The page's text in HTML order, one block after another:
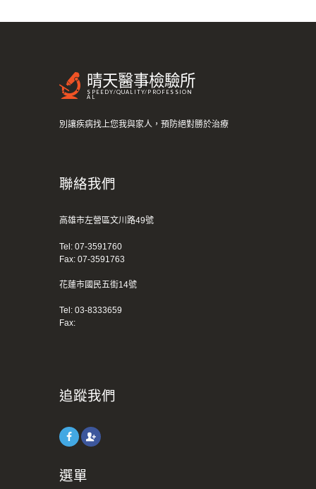
晴天醫事檢驗所
SPEEDY/QUALITY/PROFESSION
AL
別讓疾病找上您我與家人，預防絕對勝於治療
聯絡我們
高雄市左營區文川路49號
Tel: 07-3591760
Fax: 07-3591763
花蓮市國民五街14號
Tel: 03-8333659
Fax:
追蹤我們
選單